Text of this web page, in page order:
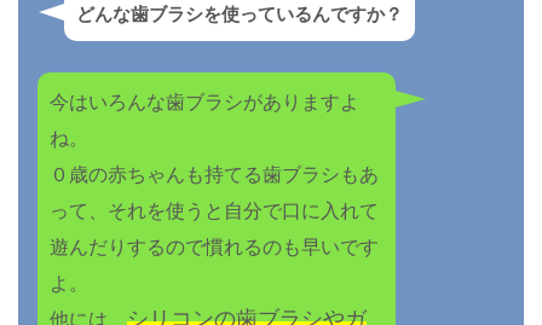
どんな歯ブラシを使っているんですか？
今はいろんな歯ブラシがありますよ
ね。
０歳の赤ちゃんも持てる歯ブラシもあ
って、それを使うと自分で口に入れて
遊んだりするので慣れるのも早いです
よ。
他には、 シリコンの歯ブラシやガ